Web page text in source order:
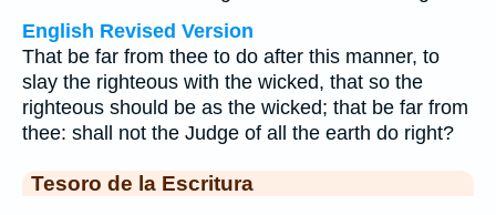
English Revised Version
That be far from thee to do after this manner, to
slay the righteous with the wicked, that so the
righteous should be as the wicked; that be far from
thee: shall not the Judge of all the earth do right?
Tesoro de la Escritura